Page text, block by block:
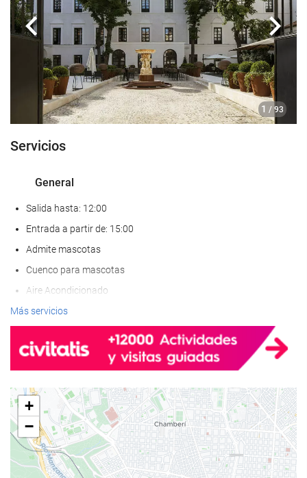
1 / 93
Anterior
Servicios
General
Salida hasta: 12:00
Entrada a partir de: 15:00
Admite mascotas
Cuenco para mascotas
Aire Acondicionado
Calefacción
Adaptado para personas con movilidad reducida
Habitaciones No fumadores
Hotel no fumadores
Habitaciones hipoalergénicas
Habitaciones insonorizadas
Bienestar
Más servicios
+
−